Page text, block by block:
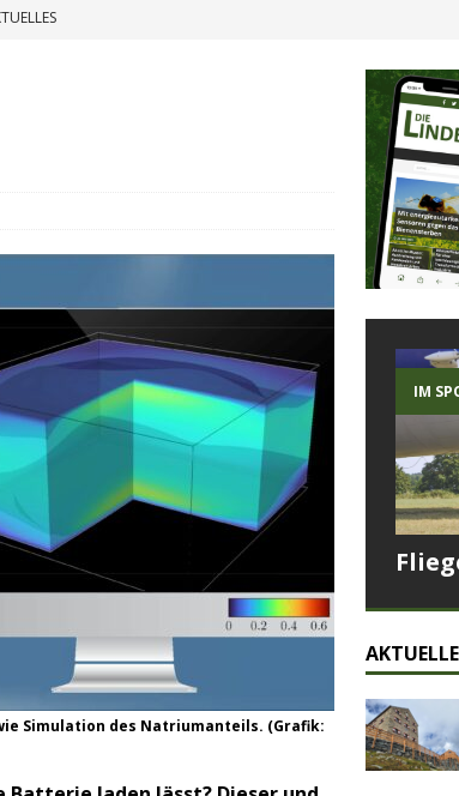
mit DBU-Förderung
Simulation des Natriumanteils. (Grafik:
IM